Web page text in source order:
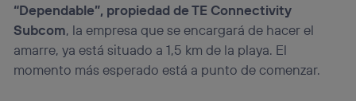
“Dependable”, propiedad de TE Connectivity
Subcom, la empresa que se encargará de hacer el
amarre, ya está situado a 1,5 km de la playa. El
momento más esperado está a punto de comenzar.